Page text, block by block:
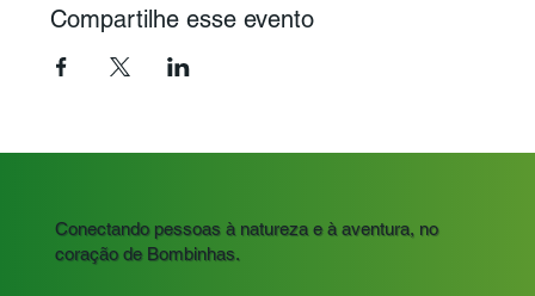
Compartilhe esse evento
Conectando pessoas à natureza e à aventura, no
coração de Bombinhas.